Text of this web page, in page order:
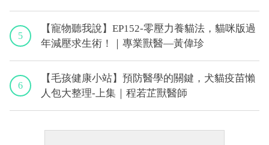
5
【寵物聽我說】EP152-零壓力養貓法，貓咪版過
年減壓求生術！｜專業獸醫—黃偉珍
6
【毛孩健康小站】預防醫學的關鍵，犬貓疫苗懶
人包大整理-上集｜程若芷獸醫師